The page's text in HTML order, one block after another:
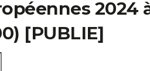
2024
[PUBLIE]